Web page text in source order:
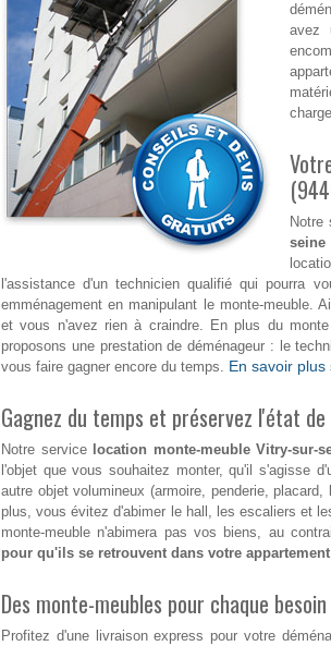
avez
Notre
seine
l'assistance d'un technicien qualifié qui pourra
emménagement en manipulant le monte-meuble.
et vous n'avez rien à craindre. En plus du
proposons une prestation de déménageur : le
vous faire gagner encore du temps. En savoir
Gagnez du temps et préservez l'état
Notre service location monte-meuble Vitry-sur-
l'objet que vous souhaitez monter, qu'il s'agisse
autre objet volumineux (armoire, penderie,
plus, vous évitez d'abimer le hall, les escaliers et
monte-meuble n'abimera pas vos biens, au
pour qu'ils se retrouvent dans votre
Des monte-meubles pour chaque besoin
Profitez d'une livraison express pour votre